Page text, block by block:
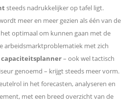
steeds nadrukkelijker op tafel ligt.
meer en meer gezien als één van de
optimaal om kunnen gaan met de
arbeidsmarktproblematiek met zich
capaciteitsplanner– ook wel tactisch
genoemd – krijgt steeds meer vorm.
in het forecasten, analyseren en
met een breed overzicht van de